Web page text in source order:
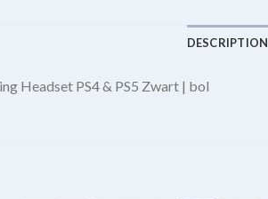
DESCRIPTION
Headset PS4 & PS5 Zwart | bol